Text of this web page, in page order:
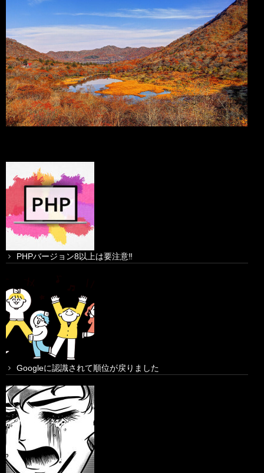
PHPバージョン8以上は要注意‼
Googleに認識されて順位が戻りました